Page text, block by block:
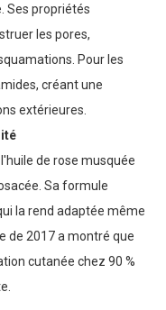
Ses propriétés
les pores,
Pour les
créant une
extérieures.
de rose musquée
Sa formule
la rend adaptée même
de 2017 a montré que
cutanée chez 90 %